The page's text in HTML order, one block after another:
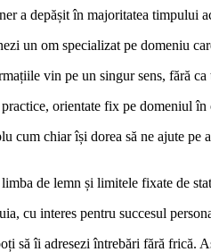
a depășit în majoritatea timpului
un om specializat pe domeniu
vin pe un singur sens, fără
orientate fix pe domeniul
cum chiar își dorea să ne ajute
de lemn și limitele fixate de
cu interes pentru succesul
să îi adresezi întrebări fără frică.